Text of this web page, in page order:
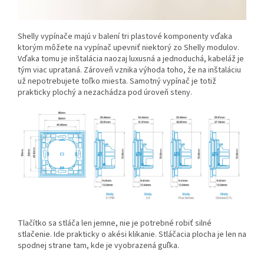
Shelly vypínače majú v balení tri plastové komponenty vďaka
ktorým môžete na vypínač upevniť niektorý zo Shelly modulov.
Vďaka tomu je inštalácia naozaj luxusná a jednoduchá, kabeláž je
tým viac uprataná. Zároveň vznika výhoda toho, že na inštaláciu
už nepotrebujete toľko miesta. Samotný vypínač je totiž
prakticky plochý a nezachádza pod úroveň steny.
Tlačítko sa stláča len jemne, nie je potrebné robiť silné
stlačenie. Ide prakticky o akési klikanie. Stláčacia plocha je len na
spodnej strane tam, kde je vyobrazená guľka.